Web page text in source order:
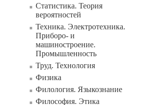
Статистика. Теория
вероятностей
Техника. Электротехника.
Приборо- и
машиностроение.
Промышленность
Труд. Технология
Физика
Филология. Языкознание
Философия. Этика